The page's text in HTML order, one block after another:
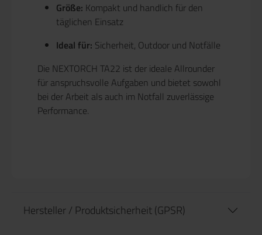
Größe: Kompakt und handlich für den
täglichen Einsatz
Ideal für: Sicherheit, Outdoor und Notfälle
Die NEXTORCH TA22 ist der ideale Allrounder
für anspruchsvolle Aufgaben und bietet sowohl
bei der Arbeit als auch im Notfall zuverlässige
Performance.
Hersteller / Produktsicherheit (GPSR)